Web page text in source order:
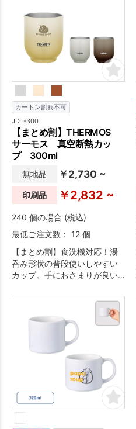
しょう。本体のマットな質感
と、落ち着いた色合いでこだ
わりのプリント映えもばっち
り。小ぶりで可愛らしくもオ
リジナル性に富んだグッズと
カートン割れ不可
JDT-300
【まとめ割】THERMOS
サーモス 真空断熱カッ
プ 300ml
無地品 ￥2,730 ~
印刷品 ￥2,832 ~
240 個の場合 (税込)
最低ご注文数： 12 個
【まとめ割】食洗機対応！湯
呑み形状の普段使いしやすい
カップ。手におさまりが良い
軽に使えます。ステンレス製
魔法びん構造なので、冷た
さ・温かさ長持ち。